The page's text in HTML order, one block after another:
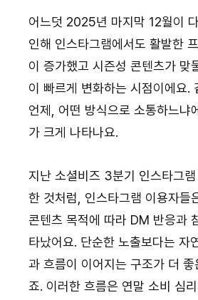
어느덧 2025년 마지막 12월이
인해 인스타그램에서도 활발한
이 증가했고 시즌성 콘텐츠가 맞
이 빠르게 변화하는 시점이에요.
언제, 어떤 방식으로 소통하느냐
가 크게 나타나요.
지난 소셜비즈 3분기 인스타그
한 것처럼, 인스타그램 이용자들
콘텐츠 목적에 따라 DM 반응과
타났어요. 단순한 노출보다는 자
과 흐름이 이어지는 구조가 더 좋
죠. 이러한 흐름은 연말 소비 심